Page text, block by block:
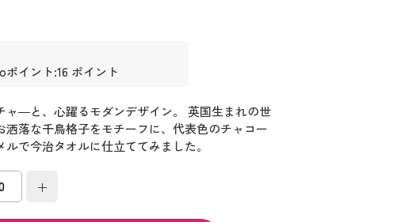
イント:16 ポイント
ャ―と、心躍るモダンデザイン。 英国生まれの世
洒落な千鳥格子をモチーフに、代表色のチャコー
で今治タオルに仕立ててみました。
+